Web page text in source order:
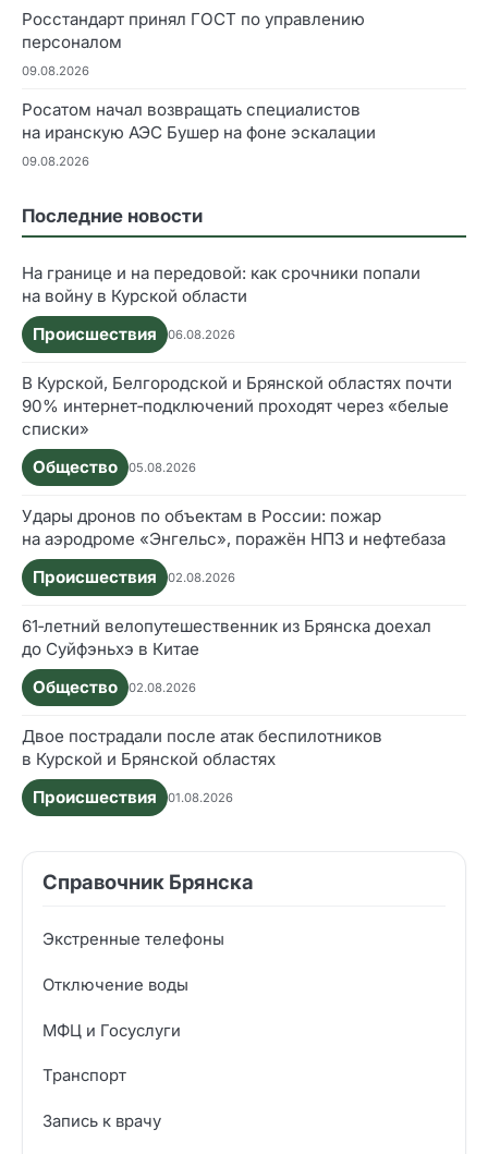
Росстандарт принял ГОСТ по управлению
персоналом
09.08.2026
Росатом начал возвращать специалистов
на иранскую АЭС Бушер на фоне эскалации
09.08.2026
Последние новости
На границе и на передовой: как срочники попали
на войну в Курской области
Происшествия
06.08.2026
В Курской, Белгородской и Брянской областях почти
90% интернет‑подключений проходят через «белые
списки»
Общество
05.08.2026
Удары дронов по объектам в России: пожар
на аэродроме «Энгельс», поражён НПЗ и нефтебаза
Происшествия
02.08.2026
61‑летний велопутешественник из Брянска доехал
до Суйфэньхэ в Китае
Общество
02.08.2026
Двое пострадали после атак беспилотников
в Курской и Брянской областях
Происшествия
01.08.2026
Справочник Брянска
Экстренные телефоны
Отключение воды
МФЦ и Госуслуги
Транспорт
Запись к врачу